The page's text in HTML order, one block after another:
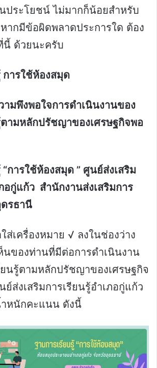
ประโยชน์ ไม่มากก็น้อยสำหรับ
กมีข้อผิดพลาดประการใด ต้อง
ด้วยนะครับ
การใช้ห้องสมุด
มพึงพอใจการดำเนินงานของ
ามหลักปรัชญาของเศรษฐกิจพอ
การใช้ห้องสมุด ” ศูนย์ส่งเสริม
อกู่แก้ว สำนักงานส่งเสริมการ
รธานี
ส่เครื่องหมาย √ ลงในช่องว่าง
นของท่านที่มีต่อการดำเนินงาน
นรู้ตามหลักปรัชญาของเศรษฐกิจ
ส่งเสริมการเรียนรู้อำเภอกู่แก้ว
หนักคะแนน ดังนี้